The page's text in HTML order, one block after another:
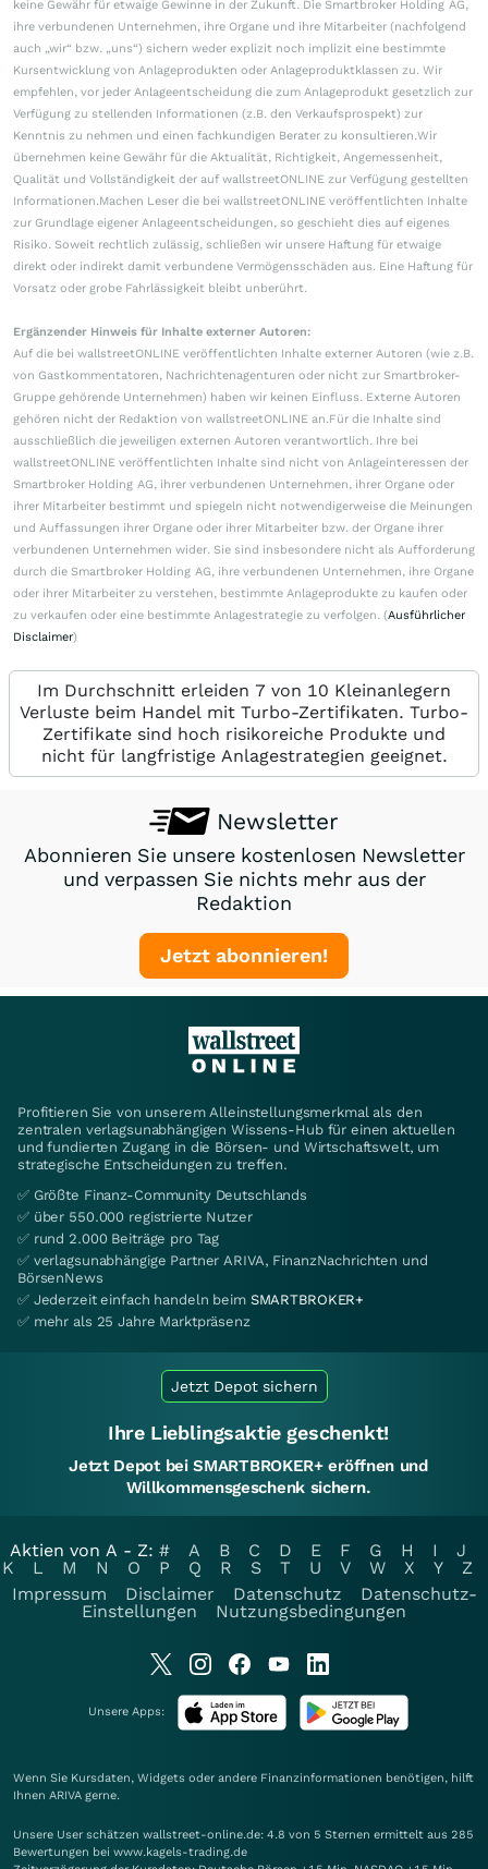
keine Gewähr für etwaige Gewinne in der Zukunft. Die Smartbroker Holding AG,
ihre verbundenen Unternehmen, ihre Organe und ihre Mitarbeiter (nachfolgend
auch „wir“ bzw. „uns“) sichern weder explizit noch implizit eine bestimmte
Kursentwicklung von Anlageprodukten oder Anlageproduktklassen zu. Wir
empfehlen, vor jeder Anlageentscheidung die zum Anlageprodukt gesetzlich zur
Verfügung zu stellenden Informationen (z.B. den Verkaufsprospekt) zur
Kenntnis zu nehmen und einen fachkundigen Berater zu konsultieren.Wir
übernehmen keine Gewähr für die Aktualität, Richtigkeit, Angemessenheit,
Qualität und Vollständigkeit der auf wallstreetONLINE zur Verfügung gestellten
Informationen.Machen Leser die bei wallstreetONLINE veröffentlichten Inhalte
zur Grundlage eigener Anlageentscheidungen, so geschieht dies auf eigenes
Risiko. Soweit rechtlich zulässig, schließen wir unsere Haftung für etwaige
direkt oder indirekt damit verbundene Vermögensschäden aus. Eine Haftung für
Vorsatz oder grobe Fahrlässigkeit bleibt unberührt.
Ergänzender Hinweis für Inhalte externer Autoren:
Auf die bei wallstreetONLINE veröffentlichten Inhalte externer Autoren (wie z.B.
von Gastkommentatoren, Nachrichtenagenturen oder nicht zur Smartbroker-
Gruppe gehörende Unternehmen) haben wir keinen Einfluss. Externe Autoren
gehören nicht der Redaktion von wallstreetONLINE an.Für die Inhalte sind
ausschließlich die jeweiligen externen Autoren verantwortlich. Ihre bei
wallstreetONLINE veröffentlichten Inhalte sind nicht von Anlageinteressen der
Smartbroker Holding AG, ihrer verbundenen Unternehmen, ihrer Organe oder
ihrer Mitarbeiter bestimmt und spiegeln nicht notwendigerweise die Meinungen
und Auffassungen ihrer Organe oder ihrer Mitarbeiter bzw. der Organe ihrer
verbundenen Unternehmen wider. Sie sind insbesondere nicht als Aufforderung
durch die Smartbroker Holding AG, ihre verbundenen Unternehmen, ihre Organe
oder ihrer Mitarbeiter zu verstehen, bestimmte Anlageprodukte zu kaufen oder
zu verkaufen oder eine bestimmte Anlagestrategie zu verfolgen. (Ausführlicher
Disclaimer)
Im Durchschnitt erleiden 7 von 10 Kleinanlegern
Verluste beim Handel mit Turbo-Zertifikaten. Turbo-
Zertifikate sind hoch risikoreiche Produkte und
nicht für langfristige Anlagestrategien geeignet.
Newsletter
Abonnieren Sie unsere kostenlosen Newsletter
und verpassen Sie nichts mehr aus der
Redaktion
Jetzt abonnieren!
Profitieren Sie von unserem Alleinstellungsmerkmal als den
zentralen verlagsunabhängigen Wissens-Hub für einen aktuellen
und fundierten Zugang in die Börsen- und Wirtschaftswelt, um
strategische Entscheidungen zu treffen.
✅ Größte Finanz-Community Deutschlands
✅ über 550.000 registrierte Nutzer
✅ rund 2.000 Beiträge pro Tag
✅ verlagsunabhängige Partner ARIVA, FinanzNachrichten und
BörsenNews
✅ Jederzeit einfach handeln beim SMARTBROKER+
✅ mehr als 25 Jahre Marktpräsenz
Jetzt Depot sichern
Ihre Lieblingsaktie geschenkt!
Jetzt Depot bei SMARTBROKER+ eröffnen und
Willkommensgeschenk sichern.
Aktien von A - Z: # A B C D E F G H I
J
K
L M N O P Q R S T U V W X Y
Z
Impressum
Disclaimer Datenschutz
Datenschutz-
Einstellungen
Nutzungsbedingungen
Unsere Apps:
Wenn Sie Kursdaten, Widgets oder andere Finanzinformationen benötigen, hilft
Ihnen ARIVA gerne.
Unsere User schätzen wallstreet-online.de: 4.8 von 5 Sternen ermittelt aus 285
Bewertungen bei www.kagels-trading.de